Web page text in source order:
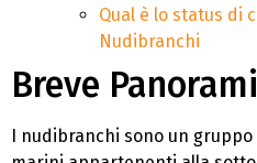
Qual è lo status di
Nudibranchi
Breve
I nudibranchi sono un